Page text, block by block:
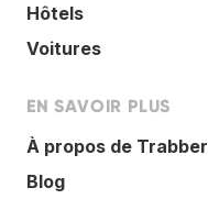
Hôtels
Voitures
EN SAVOIR PLUS
À propos de Trabber
Blog